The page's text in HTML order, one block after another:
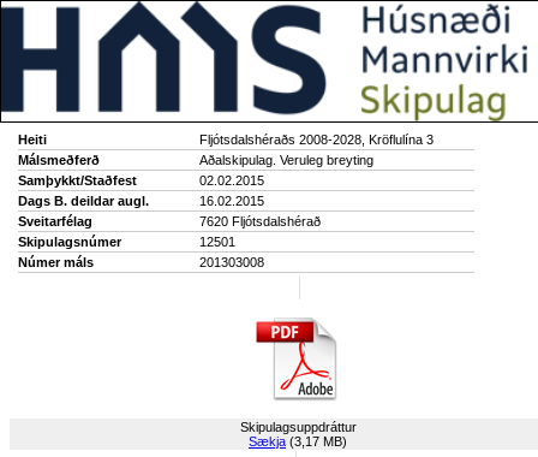
Heiti
Fljótsdalshéraðs 2008-2028, Kröflulína 3
Málsmeðferð
Aðalskipulag. Veruleg breyting
Samþykkt/Staðfest
02.02.2015
Dags B. deildar augl.
16.02.2015
Sveitarfélag
7620 Fljótsdalshérað
Skipulagsnúmer
12501
Númer máls
201303008
Skipulagsuppdráttur
Sækja (3,17 MB)